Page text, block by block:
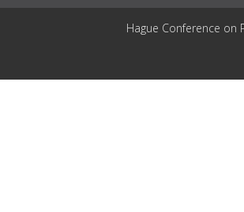
Hague Conference on